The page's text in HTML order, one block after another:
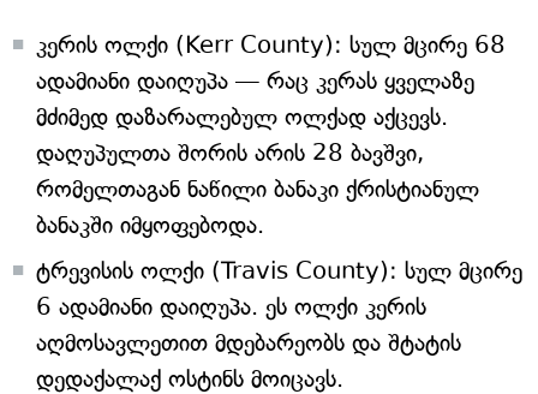
კერის ოლქი (Kerr County): სულ მცირე 68
ადამიანი დაიღუპა — რაც კერას ყველაზე
მძიმედ დაზარალებულ ოლქად აქცევს.
დაღუპულთა შორის არის 28 ბავშვი,
რომელთაგან ნაწილი ბანაკი ქრისტიანულ
ბანაკში იმყოფებოდა.
ტრევისის ოლქი (Travis County): სულ მცირე
6 ადამიანი დაიღუპა. ეს ოლქი კერის
აღმოსავლეთით მდებარეობს და შტატის
დედაქალაქ ოსტინს მოიცავს.